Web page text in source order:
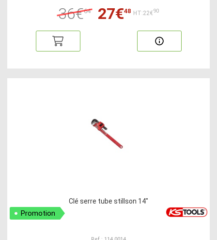
36€64 27€48 HT:22€90
Clé serre tube stillson 14"
Promotion